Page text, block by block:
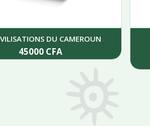
DU CAMEROUN
45000 CFA